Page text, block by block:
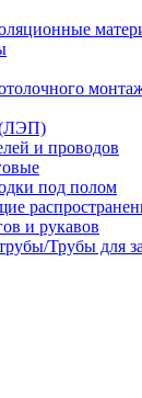
(ЛЭП)
и проводов
под полом
и рукавов
Трубы для